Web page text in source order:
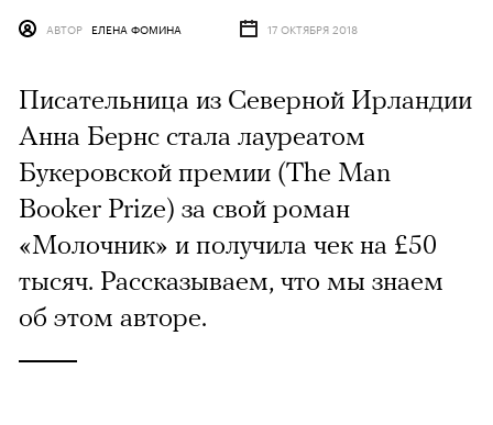
АВТОР ЕЛЕНА ФОМИНА 17 ОКТЯБРЯ 2018
Писательница из Северной Ирландии
Анна Бернс стала лауреатом
Букеровской премии (The Man
Booker Prize) за свой роман
«Молочник» и получила чек на £50
тысяч. Рассказываем, что мы знаем
об этом авторе.